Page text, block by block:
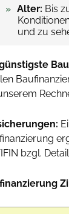
Alter: Bis
und zu
bzgl.